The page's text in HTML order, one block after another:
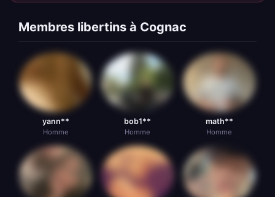
Membres libertins à Cognac
yann**
Homme
bob1**
Homme
math**
Homme